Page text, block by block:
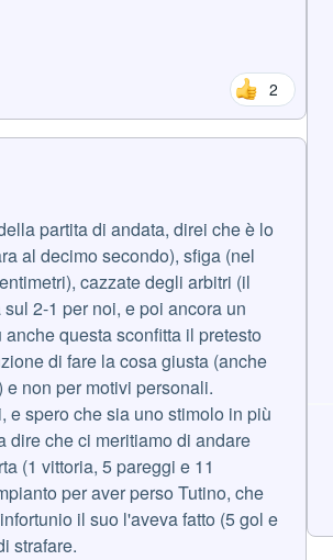
2
partita di andata, direi che è lo
al decimo secondo), sfiga (nel
cazzate degli arbitri (il
2-1 per noi, e poi ancora un
questa sconfitta il pretesto
di fare la cosa giusta (anche
non per motivi personali.
e spero che sia uno stimolo in più
dire che ci meritiamo di andare
(1 vittoria, 5 pareggi e 11
per aver perso Tutino, che
il suo l'aveva fatto (5 gol e
strafare.